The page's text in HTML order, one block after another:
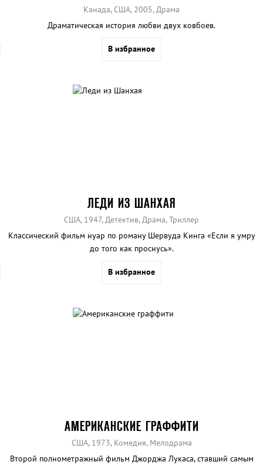
Канада, США, 2005, Драма
Драматическая история любви двух ковбоев.
В избранное
ЛЕДИ ИЗ ШАНХАЯ
США, 1947, Детектив, Драма, Триллер
Классический фильм нуар по роману Шервуда Кинга «Если я умру
до того как проснусь».
В избранное
АМЕРИКАНСКИЕ ГРАФФИТИ
США, 1973, Комедия, Мелодрама
Второй полнометражный фильм Джорджа Лукаса, ставший самым